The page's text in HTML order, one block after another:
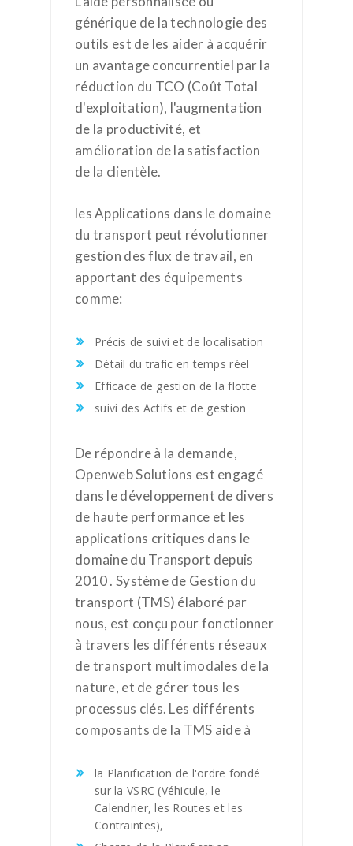
générique de la technologie des
outils est de les aider à acquérir
un avantage concurrentiel par la
réduction du TCO (Coût Total
d'exploitation), l'augmentation
de la productivité, et
amélioration de la satisfaction
de la clientèle.
les Applications dans le domaine
du transport peut révolutionner
gestion des flux de travail, en
apportant des équipements
comme:
Précis de suivi et de localisation
Détail du trafic en temps réel
Efficace de gestion de la flotte
suivi des Actifs et de gestion
De répondre à la demande,
Openweb Solutions est engagé
dans le développement de divers
de haute performance et les
applications critiques dans le
domaine du Transport depuis
2010 . Système de Gestion du
transport (TMS) élaboré par
nous, est conçu pour fonctionner
à travers les différents réseaux
de transport multimodales de la
nature, et de gérer tous les
processus clés. Les différents
composants de la TMS aide à
la Planification de l'ordre fondé
sur la VSRC (Véhicule, le
Calendrier, les Routes et les
Contraintes),